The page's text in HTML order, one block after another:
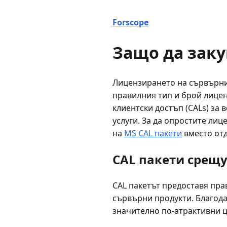
Forscope
Защо да
Лицензирането на
правилния тип и брой
клиентски достъп (CALs)
услуги. За да опростите
на MS CAL пакети вместо
CAL пакети
CAL пакетът предоставя
сървърни продукти.
значително по-атрактивни